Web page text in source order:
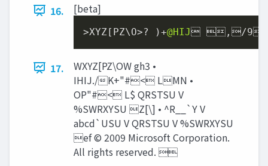
16.
[beta]
>XYZ[PZ\O>? )+@HIJ ,/9
17.
WXYZ[PZ\OW gh3 •
IHIJ./K+"#< LMN •
OP"#< L$ QRSTSU V
%SWRXYSU Z[\] • ^R__`Y V
abcd`USU V QRSTSU V %SWRXYSU
ef © 2009 Microsoft Corporation.
All rights reserved. 